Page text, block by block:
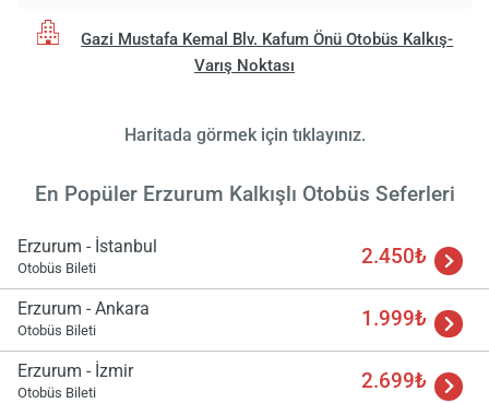
Gazi Mustafa Kemal Blv. Kafum Önü Otobüs Kalkış-
Varış Noktası
Haritada görmek için tıklayınız.
En Popüler Erzurum Kalkışlı Otobüs Seferleri
Erzurum - İstanbul
Otobüs Bileti 2.450₺
Erzurum - Ankara
Otobüs Bileti 1.999₺
Erzurum - İzmir
Otobüs Bileti 2.699₺